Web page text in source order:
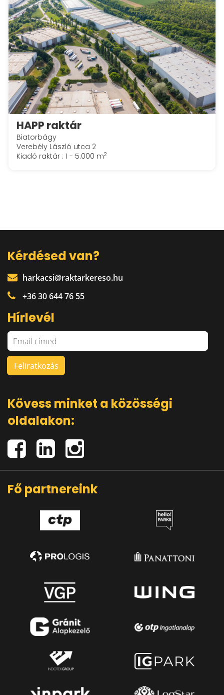
HAPP raktár
Biatorbágy
Verebély László utca 2
Kiadó raktár : 1 - 5.000 m2
Kérdésed van?
harkacsi@raktarkereso.hu
+36 30 644 76 55
Hírlevél
Kövess minket a közösségi
oldalakon:
Fő partnereink